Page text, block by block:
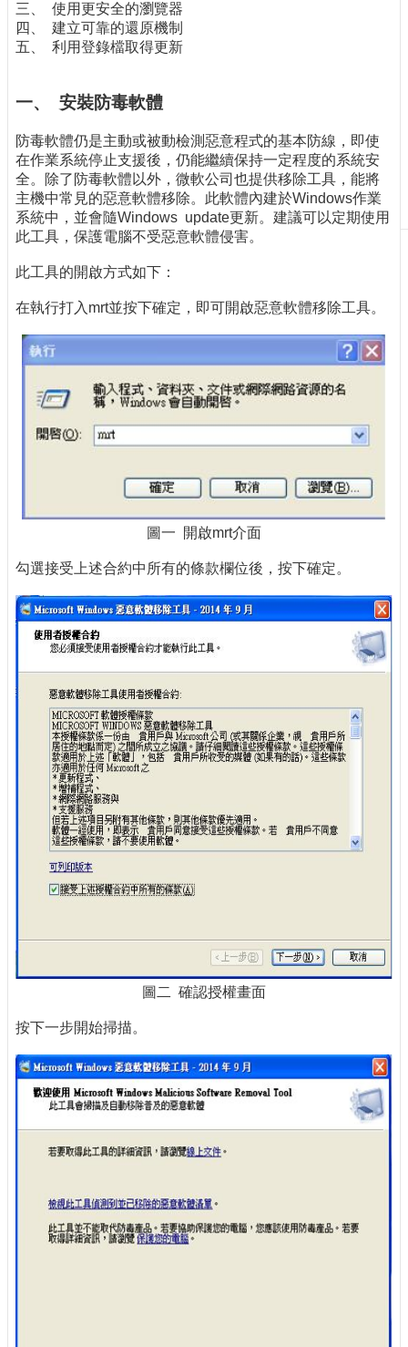
關
於
我
出
刊
物
校
務
服
題
導
三、 使用更安全的瀏覽器
四、 建立可靠的還原機制
五、 利用登錄檔取得更新
一、 安裝防毒軟體
防毒軟體仍是主動或被動檢測惡意程式的基本防線，即使
在作業系統停止支援後，仍能繼續保持一定程度的系統安
全。除了防毒軟體以外，微軟公司也提供移除工具，能將
主機中常見的惡意軟體移除。此軟體內建於Windows作業
系統中，並會隨Windows update更新。建議可以定期使用
此工具，保護電腦不受惡意軟體侵害。
此工具的開啟方式如下：
在執行打入mrt並按下確定，即可開啟惡意軟體移除工具。
圖一 開啟mrt介面
勾選接受上述合約中所有的條款欄位後，按下確定。
圖二 確認授權畫面
按下一步開始掃描。